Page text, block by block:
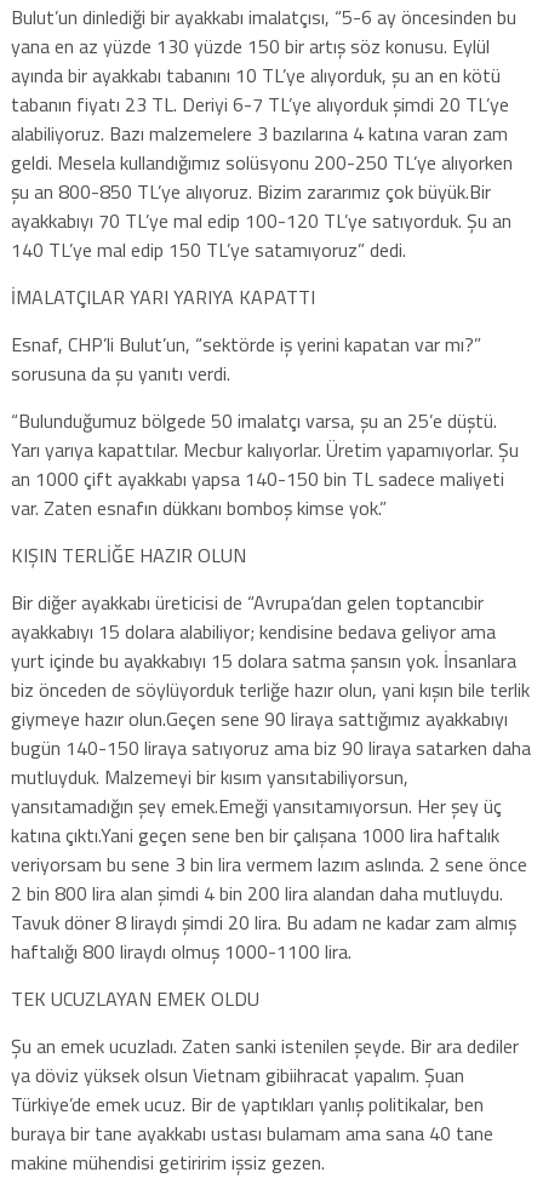
Bulut’un dinlediği bir ayakkabı imalatçısı, “5-6 ay öncesinden bu
yana en az yüzde 130 yüzde 150 bir artış söz konusu. Eylül
ayında bir ayakkabı tabanını 10 TL’ye alıyorduk, şu an en kötü
tabanın fiyatı 23 TL. Deriyi 6-7 TL’ye alıyorduk şimdi 20 TL’ye
alabiliyoruz. Bazı malzemelere 3 bazılarına 4 katına varan zam
geldi. Mesela kullandığımız solüsyonu 200-250 TL’ye alıyorken
şu an 800-850 TL’ye alıyoruz. Bizim zararımız çok büyük.Bir
ayakkabıyı 70 TL’ye mal edip 100-120 TL’ye satıyorduk. Şu an
140 TL’ye mal edip 150 TL’ye satamıyoruz” dedi.
İMALATÇILAR YARI YARIYA KAPATTI
Esnaf, CHP’li Bulut’un, “sektörde iş yerini kapatan var mı?”
sorusuna da şu yanıtı verdi.
“Bulunduğumuz bölgede 50 imalatçı varsa, şu an 25’e düştü.
Yarı yarıya kapattılar. Mecbur kalıyorlar. Üretim yapamıyorlar. Şu
an 1000 çift ayakkabı yapsa 140-150 bin TL sadece maliyeti
var. Zaten esnafın dükkanı bomboş kimse yok.”
KIŞIN TERLİĞE HAZIR OLUN
Bir diğer ayakkabı üreticisi de “Avrupa’dan gelen toptancıbir
ayakkabıyı 15 dolara alabiliyor; kendisine bedava geliyor ama
yurt içinde bu ayakkabıyı 15 dolara satma şansın yok. İnsanlara
biz önceden de söylüyorduk terliğe hazır olun, yani kışın bile terlik
giymeye hazır olun.Geçen sene 90 liraya sattığımız ayakkabıyı
bugün 140-150 liraya satıyoruz ama biz 90 liraya satarken daha
mutluyduk. Malzemeyi bir kısım yansıtabiliyorsun,
yansıtamadığın şey emek.Emeği yansıtamıyorsun. Her şey üç
katına çıktı.Yani geçen sene ben bir çalışana 1000 lira haftalık
veriyorsam bu sene 3 bin lira vermem lazım aslında. 2 sene önce
2 bin 800 lira alan şimdi 4 bin 200 lira alandan daha mutluydu.
Tavuk döner 8 liraydı şimdi 20 lira. Bu adam ne kadar zam almış
haftalığı 800 liraydı olmuş 1000-1100 lira.
TEK UCUZLAYAN EMEK OLDU
Şu an emek ucuzladı. Zaten sanki istenilen şeyde. Bir ara dediler
ya döviz yüksek olsun Vietnam gibiihracat yapalım. Şuan
Türkiye’de emek ucuz. Bir de yaptıkları yanlış politikalar, ben
buraya bir tane ayakkabı ustası bulamam ama sana 40 tane
makine mühendisi getiririm işsiz gezen.